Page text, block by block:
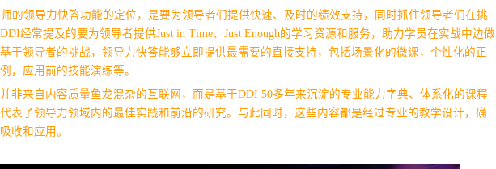
的领导力快答功能的定位，是要为领导者们提供快速、及时的绩效支持，同时抓住领导者们在挑
经常提及的要为领导者提供Just in Time、Just Enough的学习资源和服务，助力学员在实战中边做
基于领导者的挑战，领导力快答能够立即提供最需要的直接支持，包括场景化的微课，个性化的正
，应用前的技能演练等。
非来自内容质量鱼龙混杂的互联网，而是基于DDI 50多年来沉淀的专业能力字典、体系化的课程
表了领导力领域内的最佳实践和前沿的研究。与此同时，这些内容都是经过专业的教学设计，确
收和应用。